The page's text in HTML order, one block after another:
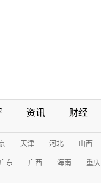
资讯 财经
天津 河北 山西
广东 广西 海南 重庆